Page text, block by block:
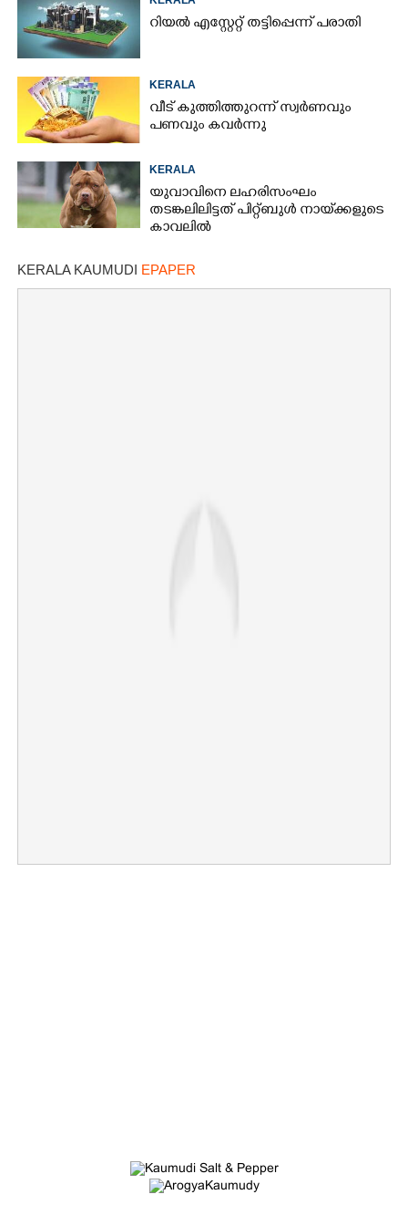
റിയൽ എസ്റ്റേറ്റ് തട്ടിപ്പെന്ന് പരാതി
KERALA
വീട് കുത്തിത്തുറന്ന് സ്വർണവും
പണവും കവർന്നു
KERALA
യുവാവിനെ ലഹരിസംഘം
തടങ്കലിലിട്ടത് പിറ്റ്ബുൾ നായ്‌ക്കളുടെ
കാവലിൽ
KERALA KAUMUDI EPAPER